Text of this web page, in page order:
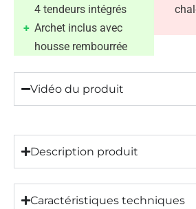
4 tendeurs intégrés
Archet inclus avec
housse rembourrée
Vidéo du produit
Description produit
Caractéristiques techniques